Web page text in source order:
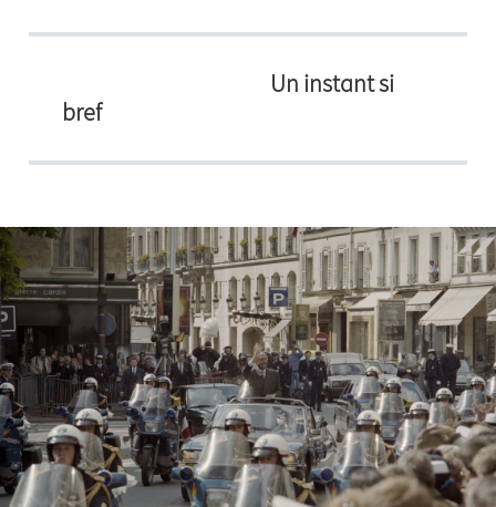
Un instant si
bref